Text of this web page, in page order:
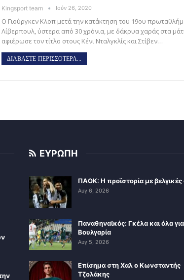
Kingsport team Ιούν 26, 2020
Ο Γιούργκεν Κλοπ μετά την κατάκτηση του 19ου
Λίβερπουλ, ύστερα από 30 χρόνια, με δάκρυα χαράς στα
αφιέρωσε τον τίτλο στους Κένι Νταλγκλίς και Στίβεν…
ΔΙΑΒΑΣΤΕ ΠΕΡΙΣΣΟΤΕΡΑ...
ΕΥΡΩΠΗ
ΠΑΟΚ: Η προϊστορία με
Αυγ 6, 2026
Παναθηναϊκός: Γκέλα και όλα
Βουλγαρία
Αυγ 5, 2026
Επίσημα στη Χαλ ο Κωνσταντής
Τζολάκης